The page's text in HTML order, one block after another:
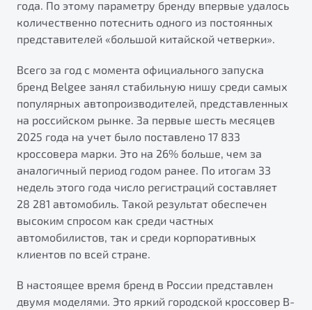
Обзор В наличии
Универсальный кроссовер
от 2 499 990 ₽*
Обзор В наличии
Автомобили в наличии
Тест-драйв
Автокредит
Спецпредложения
"Помощь на дорогах"
Преимущества программы
Запись на сервис
Калькулятор ТО
Клиентская поддержка
года. По этому параметру бренду впервые удалось
количественно потеснить одного из постоянных
представителей «большой китайской четверки».
Всего за год с момента официального запуска
бренд Belgee занял стабильную нишу среди самых
популярных автопроизводителей, представленных
на российском рынке. За первые шесть месяцев
2025 года на учет было поставлено 17 833
кроссовера марки. Это на 26% больше, чем за
аналогичный период годом ранее. По итогам 33
недель этого года число регистраций составляет
28 281 автомобиль. Такой результат обеспечен
высоким спросом как среди частных
автомобилистов, так и среди корпоративных
клиентов по всей стране.
В настоящее время бренд в России представлен
двумя моделями. Это яркий городской кроссовер B-